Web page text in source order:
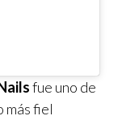
fue uno de
más fiel